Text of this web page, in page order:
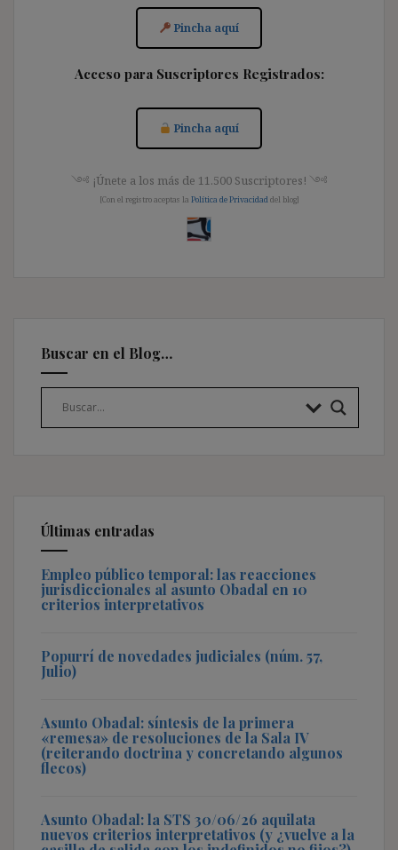
Pincha aquí
Acceso para Suscriptores Registrados:
Pincha aquí
༺ ¡Únete a los más de 11.500 Suscriptores! ༺
[Con el registro aceptas la Política de Privacidad del blog]
Buscar en el Blog…
Últimas entradas
Empleo público temporal: las reacciones
jurisdiccionales al asunto Obadal en 10
criterios interpretativos
Popurrí de novedades judiciales (núm. 57,
Julio)
Asunto Obadal: síntesis de la primera
«remesa» de resoluciones de la Sala IV
(reiterando doctrina y concretando algunos
flecos)
Asunto Obadal: la STS 30/06/26 aquilata
nuevos criterios interpretativos (y ¿vuelve a la